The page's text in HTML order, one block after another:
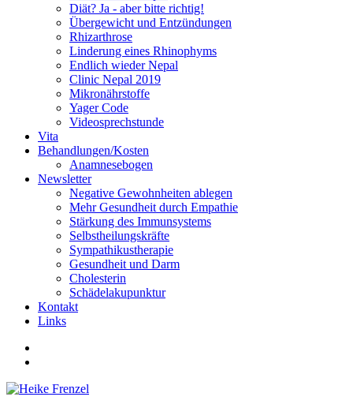
Diät? Ja - aber bitte richtig!
Übergewicht und Entzündungen
Rhizarthrose
Linderung eines Rhinophyms
Endlich wieder Nepal
Clinic Nepal 2019
Mikronährstoffe
Yager Code
Videosprechstunde
Vita
Behandlungen/Kosten
Anamnesebogen
Newsletter
Negative Gewohnheiten ablegen
Mehr Gesundheit durch Empathie
Stärkung des Immunsystems
Selbstheilungskräfte
Sympathikustherapie
Gesundheit und Darm
Cholesterin
Schädelakupunktur
Kontakt
Links